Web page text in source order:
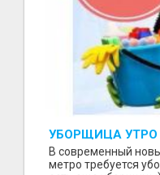
УБОРЩИЦА
В современный
метро требуется